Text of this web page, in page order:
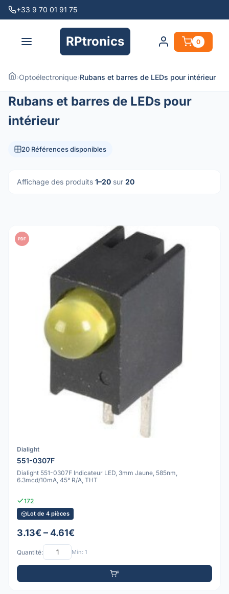
+33 9 70 01 91 75
RPtronics 0
›Optoélectronique›Rubans et barres de LEDs pour intérieur
Rubans et barres de LEDs pour
intérieur
20 Références disponibles
Affichage des produits 1–20 sur 20
PDF
Dialight
551-0307F
Dialight 551-0307F Indicateur LED, 3mm Jaune, 585nm,
6.3mcd/10mA, 45° R/A, THT
172
Lot de 4 pièces
3.13€ – 4.61€
Quantité: Min: 1